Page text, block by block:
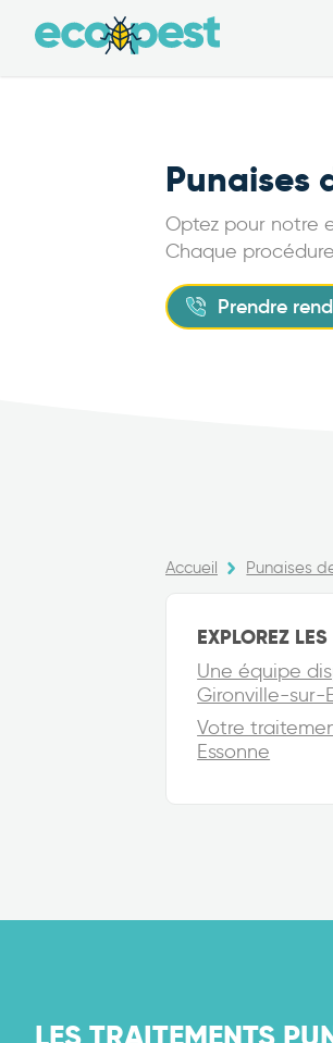
Punaises
Optez pour notre
Chaque
Prendre
Accueil Punaises
EXPLOREZ
Une équipe
Gironville-sur-
Votre
Essonne